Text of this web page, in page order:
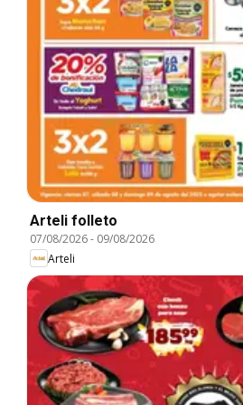
Arteli folleto
07/08/2026- 09/08/2026
Arteli